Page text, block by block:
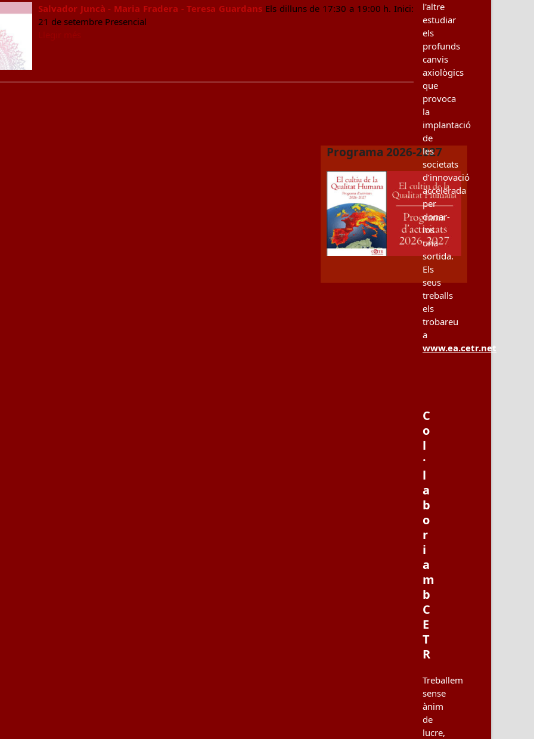
Salvador Juncà - Maria Fradera - Teresa Guardans Els dilluns de 17:30 a 19:00 h. Inici:
21 de setembre Presencial
Programa 2026-2027
l'altre
estudiar
els
profunds
canvis
axiològics
que
provoca
la
implantació
de
les
societats
d’innovació
accelerada
per
donar-
los
una
sortida.
Els
seus
treballs
els
trobareu
a
www.ea.cetr.net
C
o
l
·
l
a
b
o
r
i
a
m
b
C
E
T
R
Treballem
sense
ànim
de
lucre,